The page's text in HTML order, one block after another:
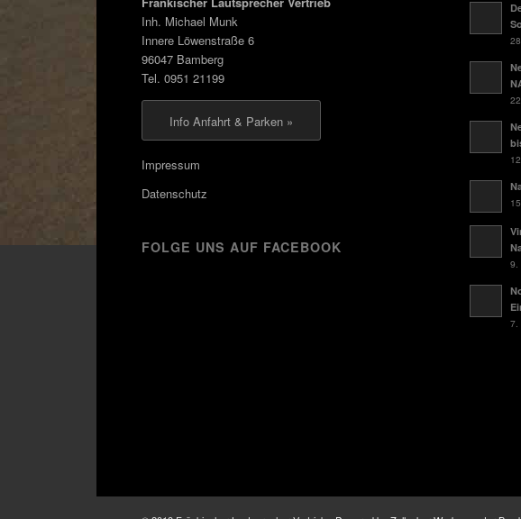
Inh. Michael Munk
Innere Löwenstraße 6
96047 Bamberg
Tel. 0951 21199
Info Anfahrt & Parken »
Impressum
Datenschutz
FOLGE UNS AUF FACEBOOK
9.
7.